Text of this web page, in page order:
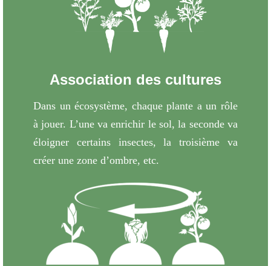
Association des cultures
Dans un écosystème, chaque plante a un rôle
à jouer. L’une va enrichir le sol, la seconde va
éloigner certains insectes, la troisième va
créer une zone d’ombre, etc.